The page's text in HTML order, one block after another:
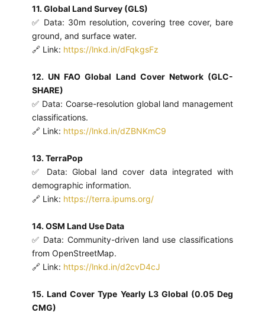
11. Global Land Survey (GLS)
✅ Data: 30m resolution, covering tree cover, bare
ground, and surface water.
🔗 Link: https://lnkd.in/dFqkgsFz
12. UN FAO Global Land Cover Network (GLC-
SHARE)
✅ Data: Coarse-resolution global land management
classifications.
🔗 Link: https://lnkd.in/dZBNKmC9
13. TerraPop
✅ Data: Global land cover data integrated with
demographic information.
🔗 Link: https://terra.ipums.org/
14. OSM Land Use Data
✅ Data: Community-driven land use classifications
from OpenStreetMap.
🔗 Link: https://lnkd.in/d2cvD4cJ
15. Land Cover Type Yearly L3 Global (0.05 Deg
CMG)